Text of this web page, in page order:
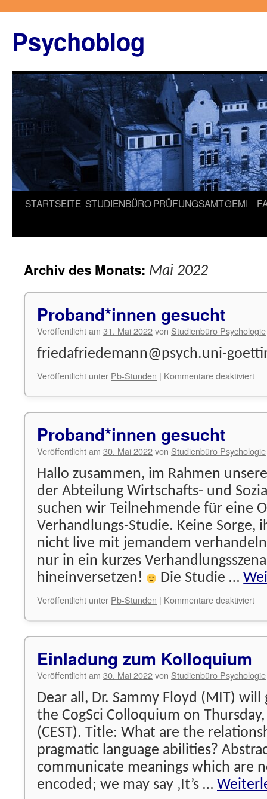
springen
Psychoblog
STARTSEITE STUDIENBÜROPRÜFUNGSAMTGEMI
Archiv des Monats: Mai 2022
Proband*innen gesucht
Veröffentlicht am 31. Mai 2022von Studienbüro Psychologie
friedafriedemann@psych.uni-
Veröffentlicht unter Pb-Stunden | Kommentare deaktiviertfür
Proband*innen gesucht
Veröffentlicht am 30. Mai 2022von Studienbüro Psychologie
Hallo zusammen, im Rahmen
der Abteilung Wirtschafts- und
suchen wir Teilnehmende für eine
Verhandlungs-Studie. Keine Sorge,
nicht live mit jemandem
nur in ein kurzes
hineinversetzen!
Die Studie …
Veröffentlicht unter Pb-Stunden | Kommentare deaktiviertfür
Einladung zum Kolloquium
Veröffentlicht am 30. Mai 2022von Studienbüro Psychologie
Dear all, Dr. Sammy Floyd (MIT)
the CogSci Colloquium on
(CEST). Title: What are the
pragmatic language abilities?
communicate meanings which are
encoded; we may say ‚It’s …